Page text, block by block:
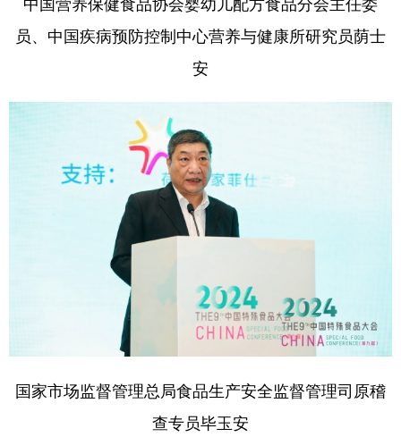
Русский язык 日本語 한국어
Deutsch Português
中国营养保健食品协会婴幼儿配方食品分会主任委
员、中国疾病预防控制中心营养与健康所研究员荫士
安
国家市场监督管理总局食品生产安全监督管理司原稽
查专员毕玉安